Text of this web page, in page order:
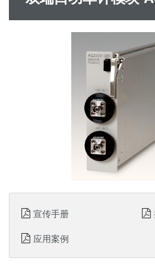
宣传手册
应用案例